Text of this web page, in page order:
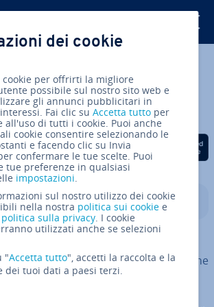
a WinZip cercasi:
dei migliori
Condividi via Facebook
Condividi via Twitter
Condividi via
dicom­pri­me­re file o estrarre file
detti "zippati"), la maggior parte
per il programma WinZip, la soluzione
volta che più file come immagini,
audio o video devono essere inviati
dei cookie
cookie per offrirti la migliore
possibile sul nostro sito web e
gli annunci pubblicitari in
Fai clic suAccetta tutto per
all'uso di tutti i cookie. Puoi anche
cookie consentire selezionando le
e facendo clic su Invia
confermare le tue scelte. Puoi
tue preferenze in qualsiasi
impostazioni.
sul nostro utilizzo dei cookie
nella nostra politica sui cookie e
politica sulla privacy. I cookie
utilizzati anche se selezioni
"Accetta tutto", accetti la raccolta e la
dei tuoi dati a paesi terzi.